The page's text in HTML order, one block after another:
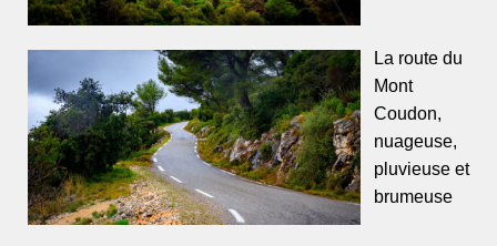
La route du
Mont
Coudon,
nuageuse,
pluvieuse et
brumeuse